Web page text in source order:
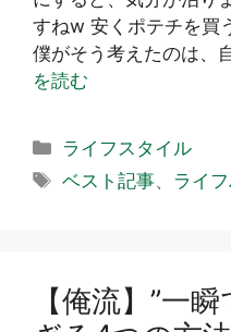
すねw 安くポテチを買
僕がそう考えたのは、
を読む
カ
テ
ライフスタイル
タ
ベスト記事、 ライ
【俺流】”一